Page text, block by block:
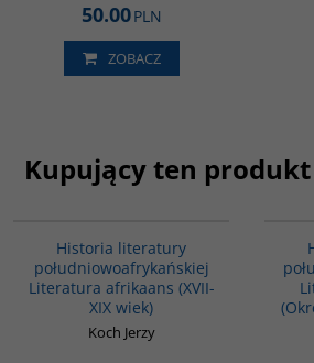
50.00PLN
ZOBACZ
Kupujący ten
Historia literatury
południowoafrykańskiej
Literatura afrikaans (XVII-
XIX wiek)
Koch Jerzy